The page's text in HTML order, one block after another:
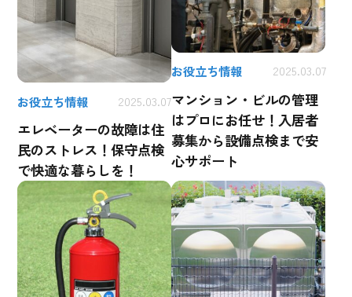
お役立ち情報 2025.03.07
エレベーターの故障は住
民のストレス！保守点検
で快適な暮らしを！
お役立ち情報 2025.03.07
マンション・ビルの管理
はプロにお任せ！入居者
募集から設備点検まで安
心サポート